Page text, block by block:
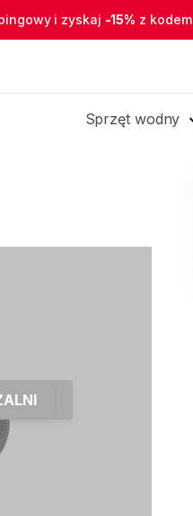
i zyskaj -15% z kodem
Sprzęt wodny